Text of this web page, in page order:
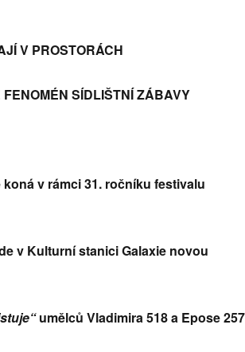
V PROSTORÁCH
SÍDLIŠTNÍ ZÁBAVY
v rámci 31. ročníku festivalu
v Kulturní stanici Galaxie novou
umělců Vladimira 518 a Epose